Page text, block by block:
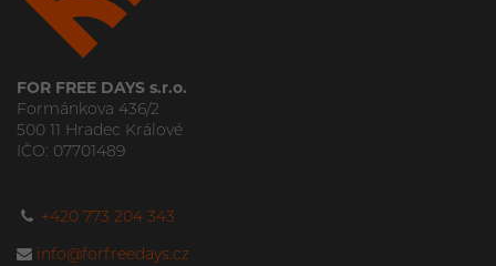
FOR FREE DAYS s.r.o.
Formánkova 436/2
500 11 Hradec Králové
IČO: 07701489
+420 773 204 343
info@forfreedays.cz